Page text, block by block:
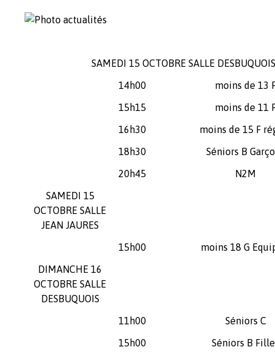
SAMEDI 15 OCTOBRE SALLE DESBUQUOIS
14h00
moins de 13
15h15
moins de 11
16h30
moins de 15 F
18h30
Séniors B
20h45
N2M
SAMEDI 15
OCTOBRE SALLE
JEAN JAURES
15h00
moins 18 G
DIMANCHE 16
OCTOBRE SALLE
DESBUQUOIS
11h00
Séniors C
15h00
Séniors B